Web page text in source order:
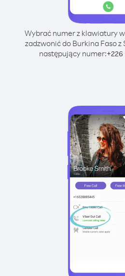
Wybrać numer z klawiatury
zadzwonić do Burkina Faso
następujący numer:+226